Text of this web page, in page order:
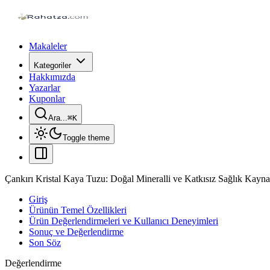
Makaleler
Kategoriler
Hakkımızda
Yazarlar
Kuponlar
Ara...⌘K
Toggle theme
Çankırı Kristal Kaya Tuzu: Doğal Mineralli ve Katkısız Sağlık
Giriş
Ürünün Temel Özellikleri
Ürün Değerlendirmeleri ve Kullanıcı Deneyimleri
Sonuç ve Değerlendirme
Son Söz
Değerlendirme